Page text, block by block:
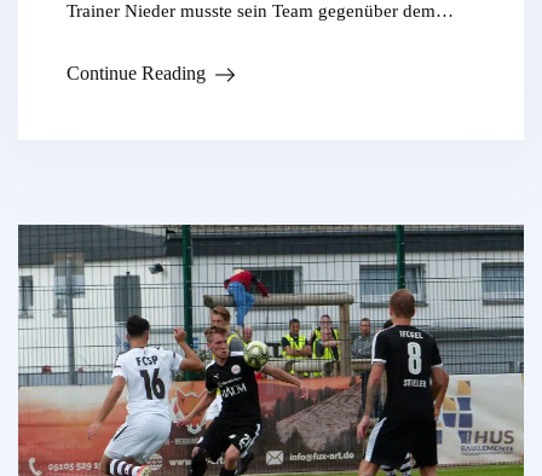
Trainer Nieder musste sein Team gegenüber dem…
Continue Reading